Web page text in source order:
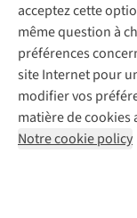
acceptez cette
même question à
préférences
site Internet pour
modifier vos
matière de cookies
Notre cookie policy
Mentions